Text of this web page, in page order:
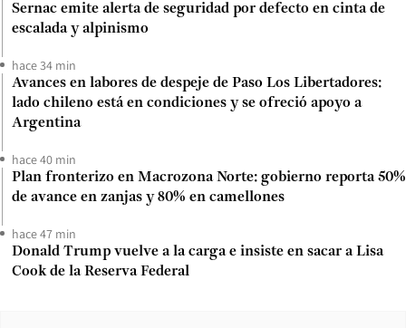
Sernac emite alerta de seguridad por defecto en cinta de
escalada y alpinismo
hace 34 min
Avances en labores de despeje de Paso Los Libertadores:
lado chileno está en condiciones y se ofreció apoyo a
Argentina
hace 40 min
Plan fronterizo en Macrozona Norte: gobierno reporta 50%
de avance en zanjas y 80% en camellones
hace 47 min
Donald Trump vuelve a la carga e insiste en sacar a Lisa
Cook de la Reserva Federal